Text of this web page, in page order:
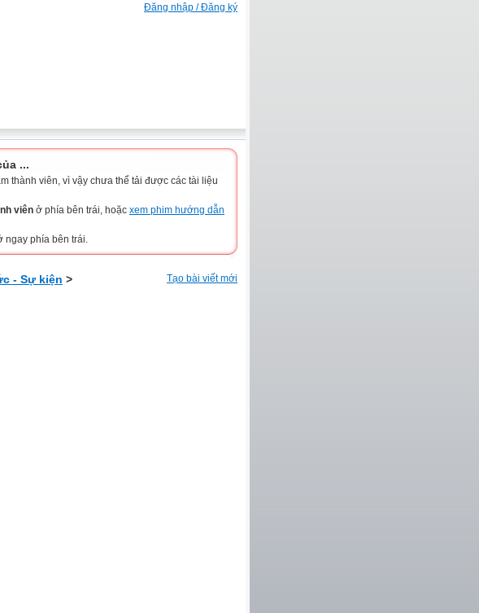
Đăng nhập / Đăng ký
...
thành viên, vì vậy chưa thể tải được các tài liệu
viên ở phía bên trái, hoặc xem phim hướng dẫn
ngay phía bên trái.
- Sự kiện > Tạo bài viết mới